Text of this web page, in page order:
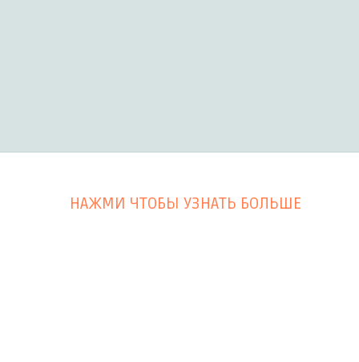
НАЖМИ ЧТОБЫ УЗНАТЬ БОЛЬШЕ